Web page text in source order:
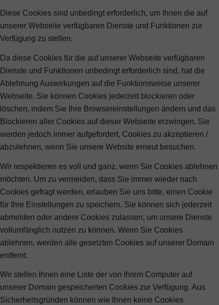
Diese Cookies sind unbedingt erforderlich, um Ihnen die auf
unserer Webseite verfügbaren Dienste und Funktionen zur
Verfügung zu stellen.
Da diese Cookies für die auf unserer Webseite verfügbaren
Dienste und Funktionen unbedingt erforderlich sind, hat die
Ablehnung Auswirkungen auf die Funktionsweise unserer
Webseite. Sie können Cookies jederzeit blockieren oder
löschen, indem Sie Ihre Browsereinstellungen ändern und das
Blockieren aller Cookies auf dieser Webseite erzwingen. Sie
werden jedoch immer aufgefordert, Cookies zu akzeptieren /
abzulehnen, wenn Sie unsere Website erneut besuchen.
Wir respektieren es voll und ganz, wenn Sie Cookies ablehnen
möchten. Um zu vermeiden, dass Sie immer wieder nach
Cookies gefragt werden, erlauben Sie uns bitte, einen Cookie
für Ihre Einstellungen zu speichern. Sie können sich jederzeit
abmelden oder andere Cookies zulassen, um unsere Dienste
vollumfänglich nutzen zu können. Wenn Sie Cookies
ablehnen, werden alle gesetzten Cookies auf unserer Domain
entfernt.
Wir stellen Ihnen eine Liste der von Ihrem Computer auf
unserer Domain gespeicherten Cookies zur Verfügung. Aus
Sicherheitsgründen können wie Ihnen keine Cookies